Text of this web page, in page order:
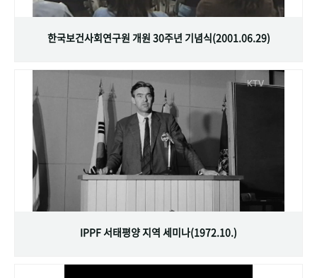
한국보건사회연구원 개원 30주년 기념식(2001.06.29)
IPPF 서태평양 지역 세미나(1972.10.)